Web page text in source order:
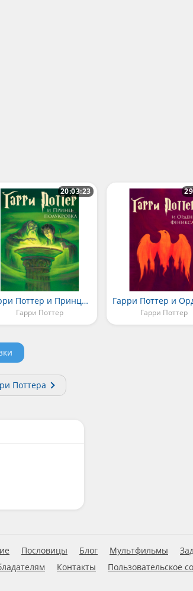
Гарри Поттер и Принц-полукровка
Гарри Поттер
20:03:23
Гарри Поттер
Поттера
Пословицы Блог Мультфильмы
Контакты
Пользовательское